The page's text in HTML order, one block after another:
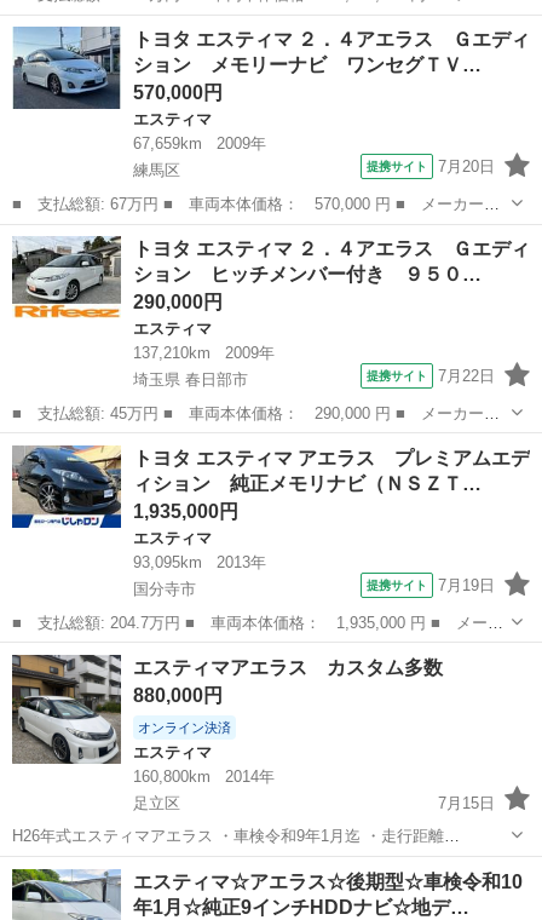
ー名： トヨタ ■ 車種名： エスティマ ■ グレード名： アエラ
ス プレミアム 車両状態動画あり ワンオーナー 後席モニター
クルーズ...
東京 東久留米市 エスティマ
トヨタ エスティマ ２．４アエラス Ｇエディ
ション メモリーナビ ワンセグＴＶ…
570,000円
エスティマ
67,659km
2009年
練馬区
提携サイト 7月20日
■ 支払総額: 67万円 ■ 車両本体価格： 570,000 円 ■ メーカー
名： トヨタ ■ 車種名： エスティマ ■ グレード名： ２．４ア
エラス Ｇエディション メモリーナビ ワンセグＴＶ バックカメ
ラ ＥＴＣ 両側...
東京 練馬区 エスティマ
トヨタ エスティマ ２．４アエラス Ｇエディ
ション ヒッチメンバー付き ９５０…
290,000円
エスティマ
137,210km
2009年
埼玉県 春日部市
提携サイト 7月22日
■ 支払総額: 45万円 ■ 車両本体価格： 290,000 円 ■ メーカー
名： トヨタ ■ 車種名： エスティマ ■ グレード名： ２．４ア
エラス Ｇエディション ヒッチメンバー付き ９５０申請済み 両
側電動スライドド...
埼玉 春日部市 エスティマ
トヨタ エスティマ アエラス プレミアムエデ
ィション 純正メモリナビ（ＮＳＺＴ…
1,935,000円
エスティマ
93,095km
2013年
国分寺市
提携サイト 7月19日
■ 支払総額: 204.7万円 ■ 車両本体価格： 1,935,000 円 ■ メーカ
ー名： トヨタ ■ 車種名： エスティマ ■ グレード名： アエラ
ス プレミアムエディション 純正メモリナビ（ＮＳＺＴ－Ｗ６２
Ｇ） Ｂｌ...
東京 国分寺市
エスティマアエラス カスタム多数
880,000円
オンライン決済
エスティマ
160,800km
2014年
足立区
7月15日
H26年式エスティマアエラス ・車検令和9年1月迄 ・走行距離
160,800km(使用中の為走行距離伸びます) ・前後M'Sスピードハーフエ
アロ、グリル ・シャレン20インチアルミホイール(いい感じにツラ出て
ます！) ・メッ...
東京 足立区 エスティマ エスティマアエラス
エスティマ☆アエラス☆後期型☆車検令和10
年1月☆純正9インチHDDナビ☆地デ…